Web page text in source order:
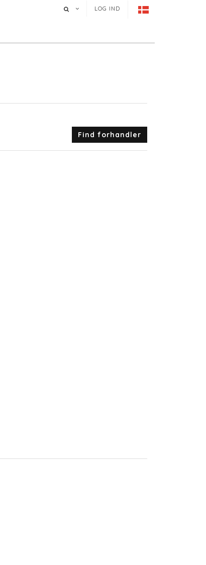
LOG IND
Find forhandler